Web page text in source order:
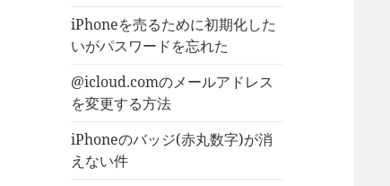
iPhoneを売るために初期化した
いがパスワードを忘れた
@icloud.comのメールアドレス
を変更する方法
iPhoneのバッジ(赤丸数字)が消
えない件